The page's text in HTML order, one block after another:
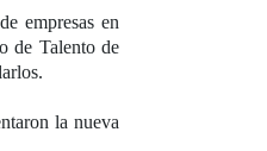
empresas en
de Talento de
la nueva